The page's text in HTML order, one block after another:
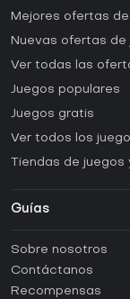
Mejores ofertas
Nuevas ofertas de
Ver todas las
Juegos populares
Juegos gratis
Ver todos los
Tiendas de juegos
Guías
Guías y tutoriales
¿Cómo activar una
Sobre nosotros
Contáctanos
Recompensas